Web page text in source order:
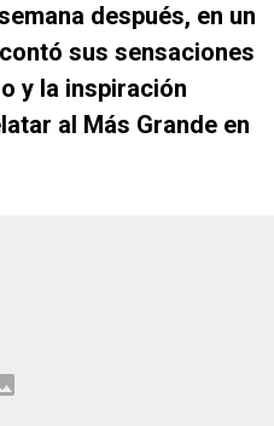
después, en un
sus sensaciones
y la inspiración
al Más Grande en